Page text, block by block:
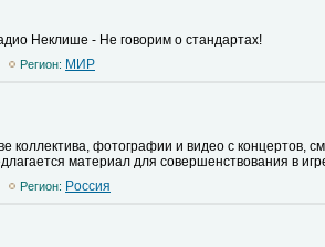
Неклише - Не говорим о стандартах!
Регион: MИР
фотографии и видео с концертов,
материал для совершенствования в
Регион: Pоссия